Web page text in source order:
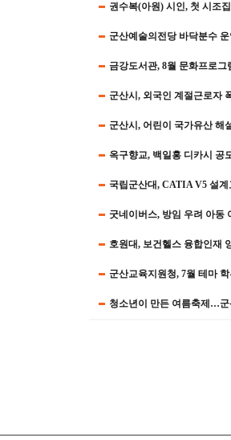
권수복(아원) 시인, 첫 시조
군산예술의전당 바닥분수 운
금강도서관, 8월 문화프로그
군산시, 외국인 계절근로자
군산시, 어린이 국가유산 해
옥구향교, 백일홍 디카시 공
국립군산대, CATIA V5 설
굿네이버스, 방임 우려 아동
호원대, 보건헬스 융합인재
군산교육지원청, 7월 테마
청소년이 만든 여름축제…